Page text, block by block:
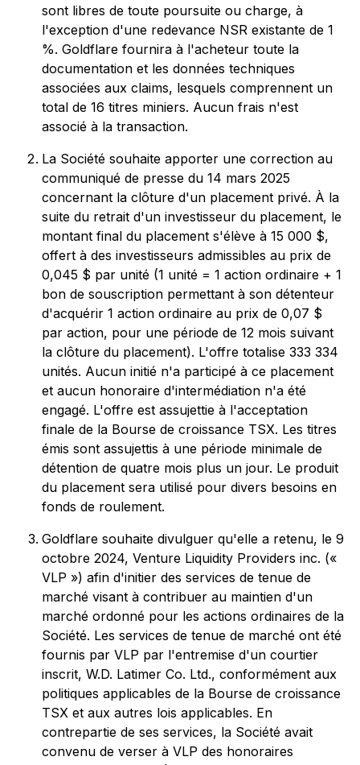
sont libres de toute poursuite ou charge, à
l'exception d'une redevance NSR existante de 1
%. Goldflare fournira à l'acheteur toute la
documentation et les données techniques
associées aux claims, lesquels comprennent un
total de 16 titres miniers. Aucun frais n'est
associé à la transaction.
La Société souhaite apporter une correction au
communiqué de presse du 14 mars 2025
concernant la clôture d'un placement privé. À la
suite du retrait d'un investisseur du placement, le
montant final du placement s'élève à 15 000 $,
offert à des investisseurs admissibles au prix de
0,045 $ par unité (1 unité = 1 action ordinaire + 1
bon de souscription permettant à son détenteur
d'acquérir 1 action ordinaire au prix de 0,07 $
par action, pour une période de 12 mois suivant
la clôture du placement). L'offre totalise 333 334
unités. Aucun initié n'a participé à ce placement
et aucun honoraire d'intermédiation n'a été
engagé. L'offre est assujettie à l'acceptation
finale de la Bourse de croissance TSX. Les titres
émis sont assujettis à une période minimale de
détention de quatre mois plus un jour. Le produit
du placement sera utilisé pour divers besoins en
fonds de roulement.
Goldflare souhaite divulguer qu'elle a retenu, le 9
octobre 2024, Venture Liquidity Providers inc. («
VLP ») afin d'initier des services de tenue de
marché visant à contribuer au maintien d'un
marché ordonné pour les actions ordinaires de la
Société. Les services de tenue de marché ont été
fournis par VLP par l'entremise d'un courtier
inscrit, W.D. Latimer Co. Ltd., conformément aux
politiques applicables de la Bourse de croissance
TSX et aux autres lois applicables. En
contrepartie de ses services, la Société avait
convenu de verser à VLP des honoraires